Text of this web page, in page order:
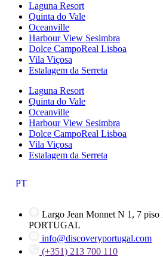
Laguna Resort
Quinta do Vale
Oceanville
Harbour View Sesimbra
Dolce CampoReal Lisboa
Vila Viçosa
Estalagem da Serreta
Laguna Resort
Quinta do Vale
Oceanville
Harbour View Sesimbra
Dolce CampoReal Lisboa
Vila Viçosa
Estalagem da Serreta
PT
Largo Jean Monnet N 1, 7 piso
PORTUGAL
info@discoveryportugal.com
(+351) 213 700 110